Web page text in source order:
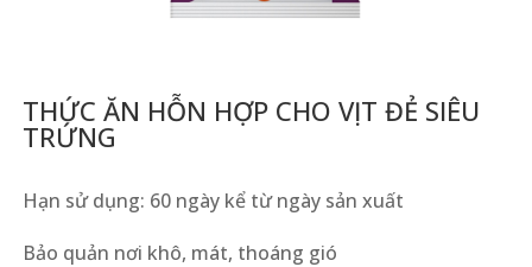
THỨC ĂN HỖN HỢP CHO VỊT ĐẺ SIÊU
TRỨNG
Hạn sử dụng: 60 ngày kể từ ngày sản xuất
Bảo quản nơi khô, mát, thoáng gió